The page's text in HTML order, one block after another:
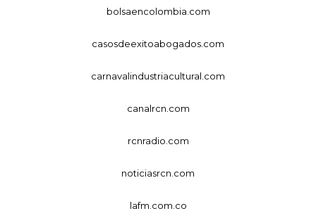
bolsaencolombia.com
casosdeexitoabogados.com
carnavalindustriacultural.com
canalrcn.com
rcnradio.com
noticiasrcn.com
lafm.com.co